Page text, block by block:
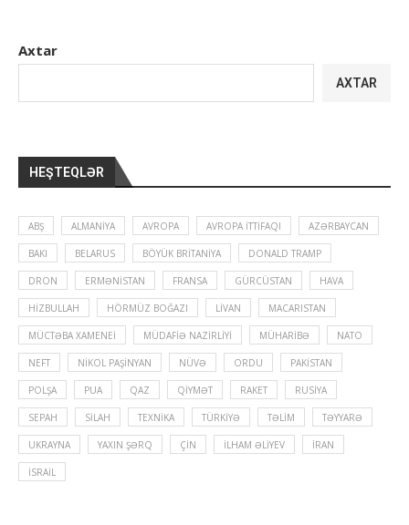
Axtar
AXTAR
HEŞTEQLƏR
ABŞ ALMANIYA AVROPA AVROPA İTTIFAQI AZƏRBAYCAN
BAKI BELARUS BÖYÜK BRITANIYA DONALD TRAMP
DRON ERMƏNISTAN FRANSA GÜRCÜSTAN HAVA
HIZBULLAH HÖRMÜZ BOĞAZI LIVAN MACARISTAN
MÜCTƏBA XAMENEI MÜDAFIƏ NAZIRLIYI MÜHARIBƏ NATO
NEFT NIKOL PAŞINYAN NÜVƏ ORDU PAKISTAN
POLŞA PUA QAZ QIYMƏT RAKET RUSIYA
SEPAH SILAH TEXNIKA TÜRKIYƏ TƏLIM TƏYYARƏ
UKRAYNA YAXIN ŞƏRQ ÇIN İLHAM ƏLIYEV İRAN
İSRAIL